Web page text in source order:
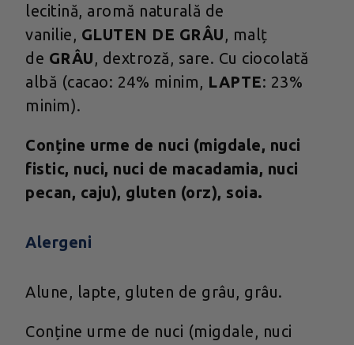
lecitină, aromă naturală de
vanilie, GLUTEN DE GRÂU, malț
de GRÂU, dextroză, sare. Cu ciocolată
albă (cacao: 24% minim, LAPTE: 23%
minim).
Conține urme de nuci (migdale, nuci
fistic, nuci, nuci de macadamia, nuci
pecan, caju), gluten (orz), soia.
Alergeni
Alune, lapte, gluten de grâu, grâu.
Conține urme de nuci (migdale, nuci